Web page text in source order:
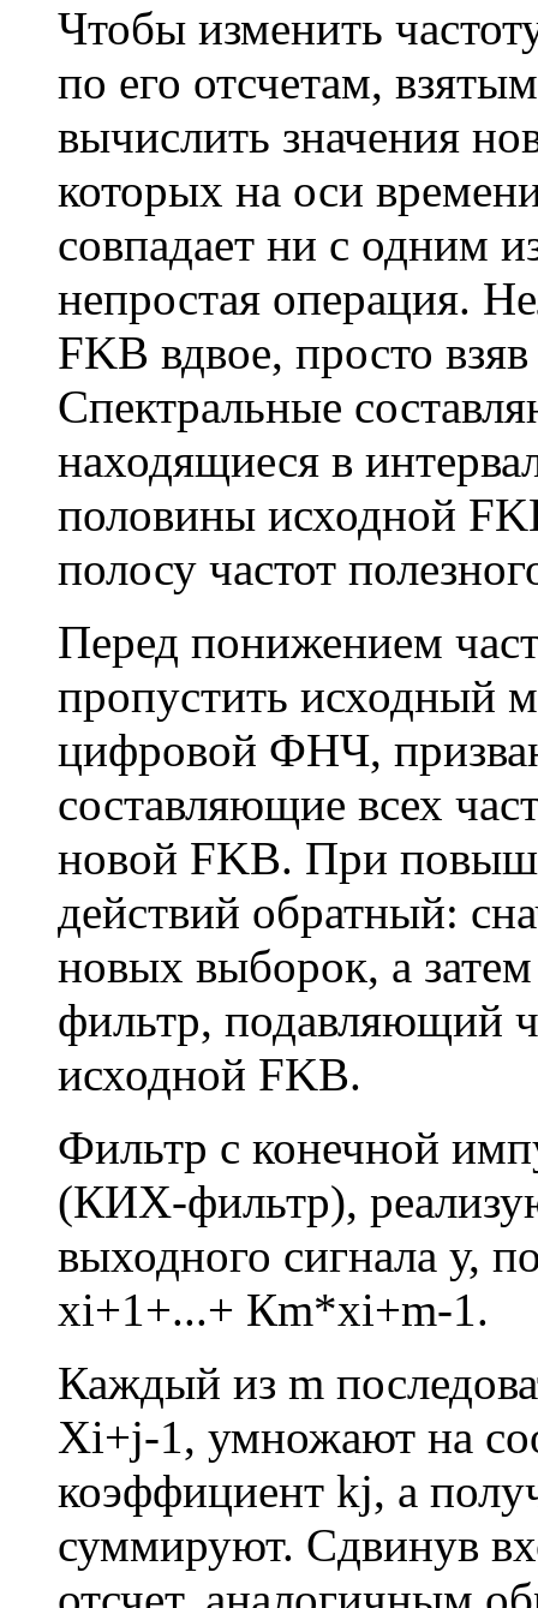
Чтобы изменить
по его отсчетам,
вычислить значения
которых на оси
совпадает ни с одним
непростая операция.
FKB вдвое, просто
Спектральные
находящиеся в
половины исходной
полосу частот
Перед понижением
пропустить исходный
цифровой ФНЧ,
составляющие всех
новой FKB. При
действий обратный:
новых выборок, а затем
фильтр, подавляющий
исходной FKB.
Фильтр с конечной
(КИХ-фильтр),
выходного сигнала у,
хi+1+...+ Кm*xi+m-1.
Каждый из m
Xi+j-1, умножают на
коэффициент kj, а
суммируют. Сдвинув